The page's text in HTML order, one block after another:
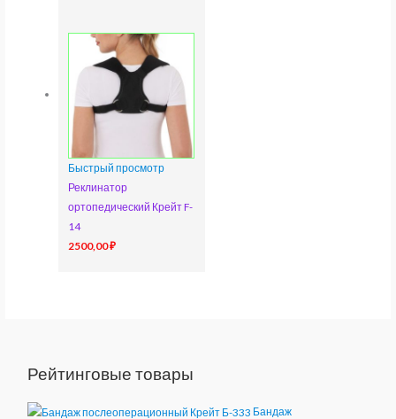
Быстрый просмотр
Реклинатор
ортопедический Крейт F-
14
2500,00₽
Рейтинговые товары
Бандаж